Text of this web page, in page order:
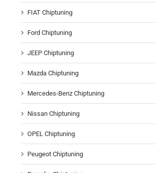
FIAT Chiptuning
Ford Chiptuning
JEEP Chiptuning
Mazda Chiptuning
Mercedes-Benz Chiptuning
Nissan Chiptuning
OPEL Chiptuning
Peugeot Chiptuning